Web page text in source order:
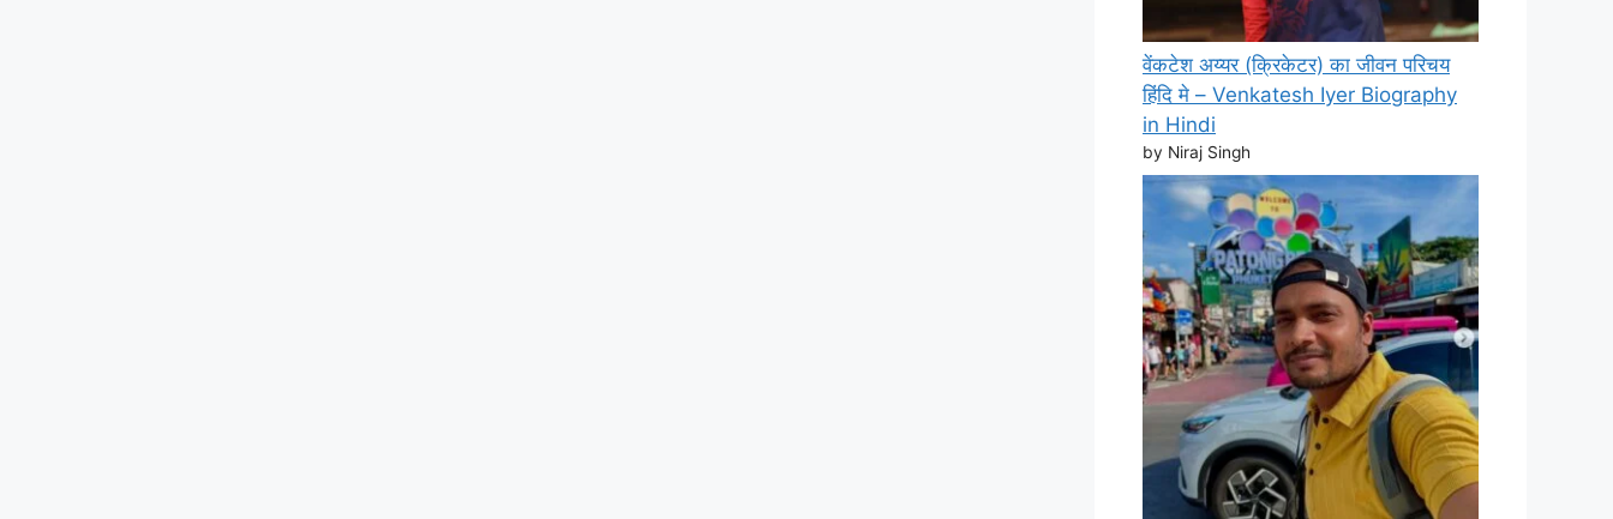
वेंकटेश अय्यर (क्रिकेटर) का जीवन परिचय
हिंदि मे – Venkatesh Iyer Biography
in Hindi
by Niraj Singh